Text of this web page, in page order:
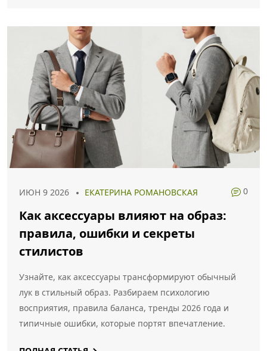
ИЮН 9 2026 ЕКАТЕРИНА РОМАНОВСКАЯ 0
Как аксессуары влияют на образ:
правила, ошибки и секреты
стилистов
Узнайте, как аксессуары трансформируют обычный
лук в стильный образ. Разбираем психологию
восприятия, правила баланса, тренды 2026 года и
типичные ошибки, которые портят впечатление.